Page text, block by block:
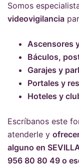
Somos
videovigilancia
Ascensores
Báculos,
Garajes y
Portales y
Hoteles y
Escríbanos este
atenderle y
alguno en
956 80 80 49 o